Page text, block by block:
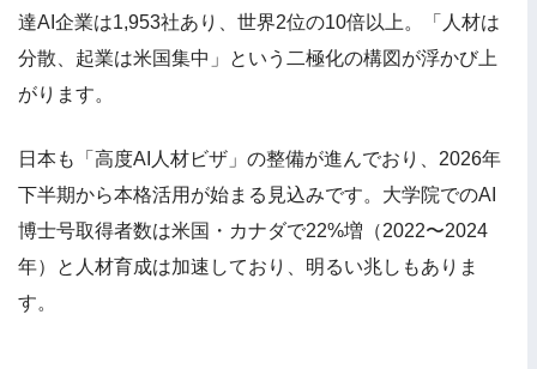
達AI企業は1,953社あり、世界2位の10倍以上。「人材は
分散、起業は米国集中」という二極化の構図が浮かび上
がります。
日本も「高度AI人材ビザ」の整備が進んでおり、2026年
下半期から本格活用が始まる見込みです。大学院でのAI
博士号取得者数は米国・カナダで22%増（2022〜2024
年）と人材育成は加速しており、明るい兆しもありま
す。